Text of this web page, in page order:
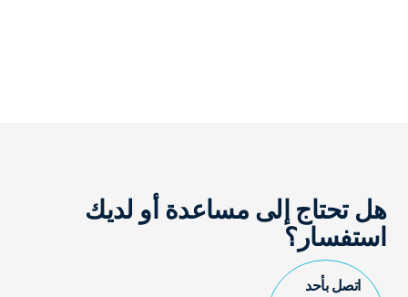
هل تحتاج إلى مساعدة أو لديك
استفسار؟
اتصل بأحد